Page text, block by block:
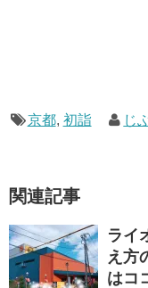
京都, 初詣 じ
関連記事
ライ
え方
はコ